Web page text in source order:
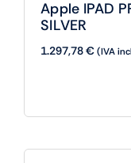
Apple IPAD
SILVER
1.297,78€(IVA